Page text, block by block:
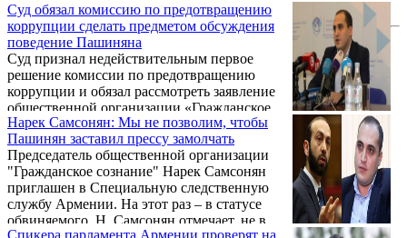
Суд обязал комиссию по предотвращению
коррупции сделать предметом обсуждения
поведение Пашиняна
Суд признал недействительным первое
решение комиссии по предотвращению
коррупции и обязал рассмотреть заявление
общественной организации «Гражданское
сознание» о нарушении премьер-министром
Пашиняном правил поведения.
Нарек Самсонян: Мы не позволим, чтобы
Пашинян заставил прессу замолчать
Председатель общественной организации
"Гражданское сознание" Нарек Самсонян
приглашен в Специальную следственную
службу Армении. На этот раз – в статусе
обвиняемого. Н. Самсонян отмечает, не в
Спикера парламента Армении проверят на